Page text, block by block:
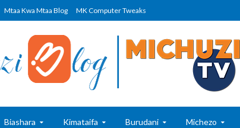
Mtaa Kwa Mtaa Blog MK Computer Tweaks
Biashara Kimataifa Burudani Michezo